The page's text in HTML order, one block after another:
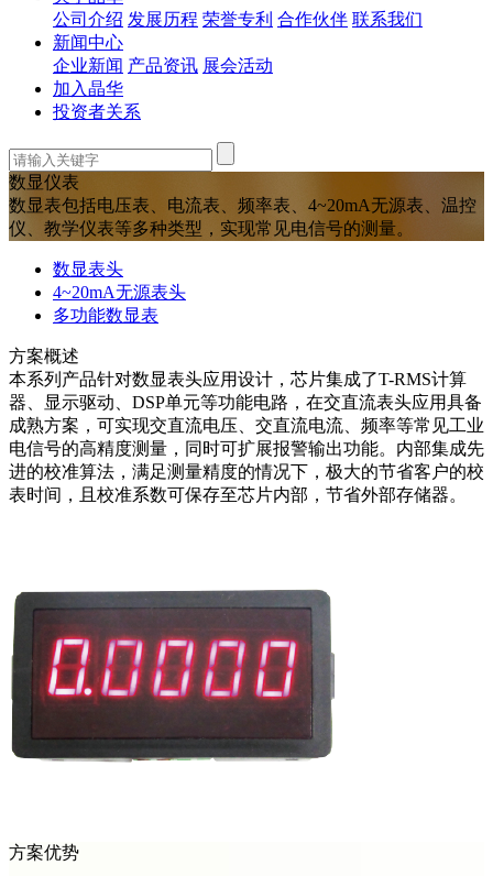
公司介绍 发展历程 荣誉专利 合作伙伴 联系我们
新闻中心
企业新闻 产品资讯 展会活动
加入晶华
投资者关系
数显仪表
数显表包括电压表、电流表、频率表、4~20mA无源表、温控
仪、教学仪表等多种类型，实现常见电信号的测量。
数显表头
4~20mA无源表头
多功能数显表
方案概述
本系列产品针对数显表头应用设计，芯片集成了T-RMS计算
器、显示驱动、DSP单元等功能电路，在交直流表头应用具备
成熟方案，可实现交直流电压、交直流电流、频率等常见工业
电信号的高精度测量，同时可扩展报警输出功能。内部集成先
进的校准算法，满足测量精度的情况下，极大的节省客户的校
表时间，且校准系数可保存至芯片内部，节省外部存储器。
方案优势